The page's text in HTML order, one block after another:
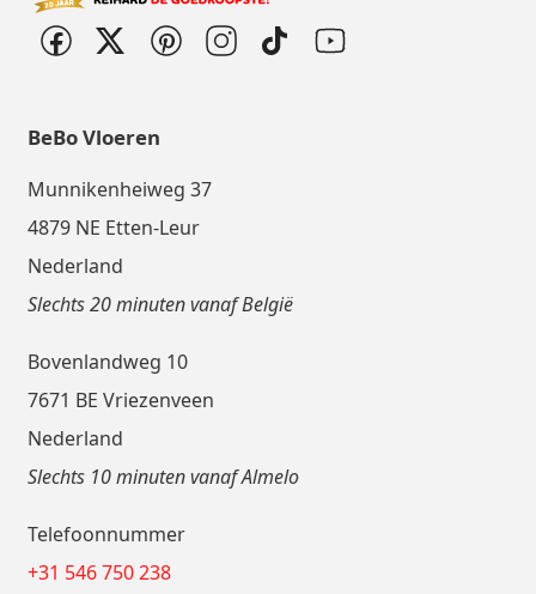
BeBo Vloeren
Munnikenheiweg 37
4879 NE Etten-Leur
Nederland
Slechts 20 minuten vanaf België
Bovenlandweg 10
7671 BE Vriezenveen
Nederland
Slechts 10 minuten vanaf Almelo
Telefoonnummer
+31 546 750 238